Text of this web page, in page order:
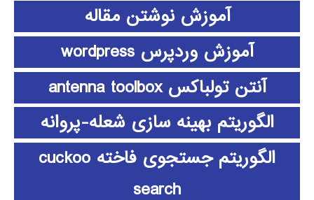
آموزش نوشتن مقاله
آموزش وردپرس wordpress
آنتن تولباکس antenna toolbox
الگوریتم بهینه سازی شعله-پروانه
الگوریتم جستجوی فاخته cuckoo
search